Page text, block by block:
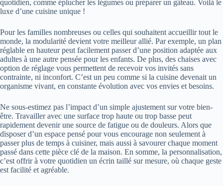
quotidien, comme éplucher les légumes ou préparer un gâteau. Voilà le
luxe d’une cuisine unique !
Pour les familles nombreuses ou celles qui souhaitent accueillir tout le
monde, la modularité devient votre meilleur allié. Par exemple, un plan
réglable en hauteur peut facilement passer d’une position adaptée aux
adultes à une autre pensée pour les enfants. De plus, des chaises avec
option de réglage vous permettent de recevoir vos invités sans
contrainte, ni inconfort. C’est un peu comme si la cuisine devenait un
organisme vivant, en constante évolution avec vos envies et besoins.
Ne sous-estimez pas l’impact d’un simple ajustement sur votre bien-
être. Travailler avec une surface trop haute ou trop basse peut
rapidement devenir une source de fatigue ou de douleurs. Alors que
disposer d’un espace pensé pour vous encourage non seulement à
passer plus de temps à cuisiner, mais aussi à savourer chaque moment
passé dans cette pièce clé de la maison. En somme, la personnalisation,
c’est offrir à votre quotidien un écrin taillé sur mesure, où chaque geste
est facilité et agréable.